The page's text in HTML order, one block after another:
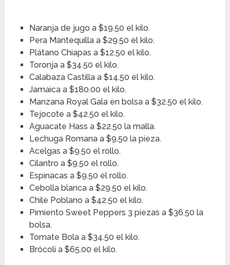
Naranja de jugo a $19.50 el kilo.
Pera Mantequilla a $29.50 el kilo.
Plátano Chiapas a $12.50 el kilo.
Toronja a $34.50 el kilo.
Calabaza Castilla a $14.50 el kilo.
Jamaica a $180.00 el kilo.
Manzana Royal Gala en bolsa a $32.50 el kilo.
Tejocote a $42.50 el kilo.
Aguacate Hass a $22.50 la malla.
Lechuga Romana a $9.50 la pieza.
Acelgas a $9.50 el rollo.
Cilantro a $9.50 el rollo.
Espinacas a $9.50 el rollo.
Cebolla blanca a $29.50 el kilo.
Chile Poblano a $42.50 el kilo.
Pimiento Sweet Peppers 3 piezas a $36.50 la
bolsa.
Tomate Bola a $34.50 el kilo.
Brócoli a $65.00 el kilo.